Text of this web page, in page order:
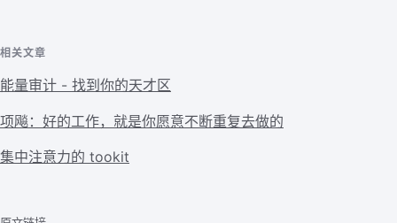
相关文章
能量审计 - 找到你的天才区
项飚：好的工作，就是你愿意不断重复去做的
集中注意力的 tookit